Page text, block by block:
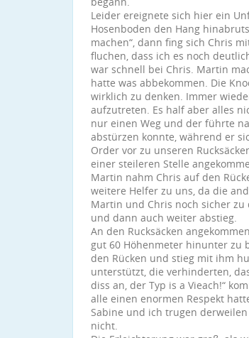
Leider ereignete sich hier ein
Hosenboden den Hang
machen“, dann fing sich Chris
fluchen, dass ich es noch
war schnell bei Chris. Martin
hatte was abbekommen. Die
wirklich zu denken. Immer
aufzutreten. Es half aber alles
nur einen Weg und der führte
abstürzen konnte, während er
Order vor zu unseren
einer steileren Stelle
Martin nahm Chris auf den
weitere Helfer zu uns, da die
Martin und Chris noch sicher zu
und dann auch weiter abstieg.
An den Rucksäcken
gut 60 Höhenmeter hinunter zu
den Rücken und stieg mit ihm
unterstützt, die verhinderten,
diss an, der Typ is a Vieach!“
alle einen enormen Respekt
Sabine und ich trugen
nicht.